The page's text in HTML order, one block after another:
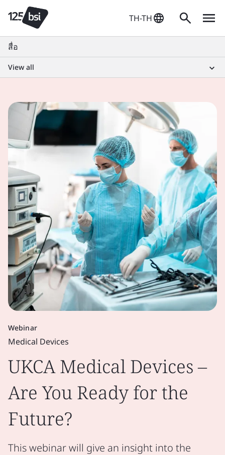
TH-TH
สื่อ
View all
Webinar
Medical Devices
UKCA Medical Devices –
Are You Ready for the
Future?
This webinar will give an insight into the